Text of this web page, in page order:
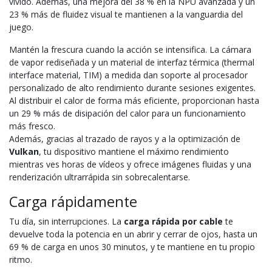
23 % más de fluidez visual te mantienen a la vanguardia del
juego.
Mantén la frescura cuando la acción se intensifica. La cámara
de vapor rediseñada y un material de interfaz térmica (thermal
interface material, TIM) a medida dan soporte al procesador
personalizado de alto rendimiento durante sesiones exigentes.
Al distribuir el calor de forma más eficiente, proporcionan hasta
un 29 % más de disipación del calor para un funcionamiento
más fresco.
Además, gracias al trazado de rayos y a la optimización de
Vulkan, tu dispositivo mantiene el máximo rendimiento
mientras ves horas de vídeos y ofrece imágenes fluidas y una
renderización ultrarrápida sin sobrecalentarse.
Carga rápidamente
Tu día, sin interrupciones. La carga rápida por cable te
devuelve toda la potencia en un abrir y cerrar de ojos, hasta un
69 % de carga en unos 30 minutos, y te mantiene en tu propio
ritmo.